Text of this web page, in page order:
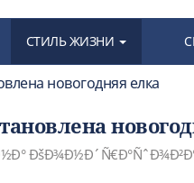
СТИЛЬ ЖИЗНИ
новогодняя елка